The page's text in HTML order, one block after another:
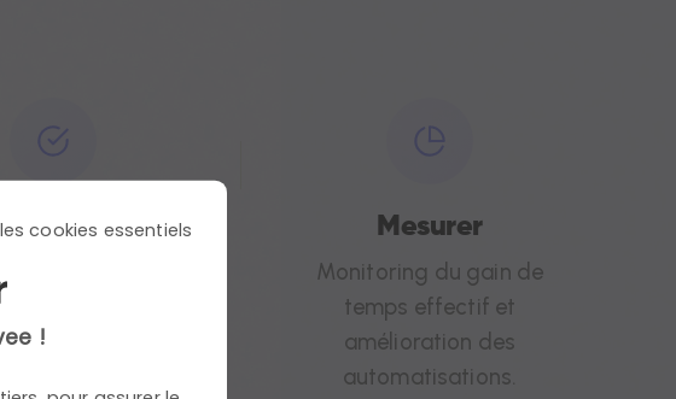
Déployer
production et
par les autres
Mesurer
Monitoring du gain de
temps effectif et
amélioration des
automatisations.
cookies essentiels
!